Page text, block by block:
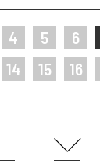
4 5 6
14 15 16